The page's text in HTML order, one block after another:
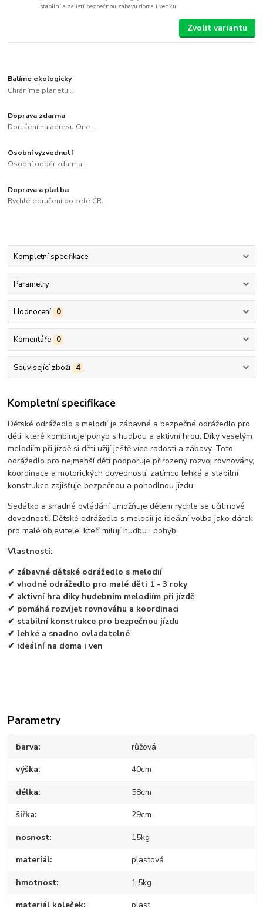
stabilní a zajistí bezpečnou zábavu doma i venku.
Zvolit variantu
Balíme ekologicky
Chráníme planetu...
Doprava zdarma
Doručení na adresu One...
Osobní vyzvednutí
Osobní odběr zdarma...
Doprava a platba
Rychlé doručení po celé ČR...
Kompletní specifikace
Parametry
Hodnocení 0
Komentáře 0
Související zboží 4
Kompletní specifikace
Dětské odrážedlo s melodií je zábavné a bezpečné odrážedlo pro
děti, které kombinuje pohyb s hudbou a aktivní hrou. Díky veselým
melodiím při jízdě si děti užijí ještě více radosti a zábavy. Toto
odrážedlo pro nejmenší děti podporuje přirozený rozvoj rovnováhy,
koordinace a motorických dovedností, zatímco lehká a stabilní
konstrukce zajišťuje bezpečnou a pohodlnou jízdu.
Sedátko a snadné ovládání umožňuje dětem rychle se učit nové
dovednosti. Dětské odrážedlo s melodií je ideální volba jako dárek
pro malé objevitele, kteří milují hudbu i pohyb.
Vlastnosti:
✔ zábavné dětské odrážedlo s melodií
✔ vhodné odrážedlo pro malé děti 1 - 3 roky
✔ aktivní hra díky hudebním melodiím při jízdě
✔ pomáhá rozvíjet rovnováhu a koordinaci
✔ stabilní konstrukce pro bezpečnou jízdu
✔ lehké a snadno ovladatelné
✔ ideální na doma i ven
Parametry
barva růžová
výška 40cm
délka 58cm
šířka 29cm
nosnost 15kg
materiál plastová
hmotnost 1,5kg